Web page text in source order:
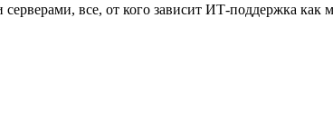
все, от кого зависит ИТ-поддержка